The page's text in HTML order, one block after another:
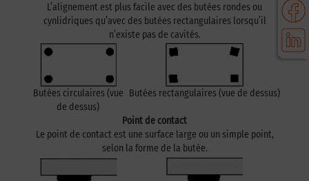
L’alignement est plus facile avec des butées rondes ou
cynlidriques qu’avec des butées rectangulaires lorsqu’il
n’existe pas de cavités.
Butées circulaires (vue
de dessus)
Butées rectangulaires (vue de dessus)
Point de contact
Le point de contact est une surface large ou un simple point,
selon la forme de la butée.